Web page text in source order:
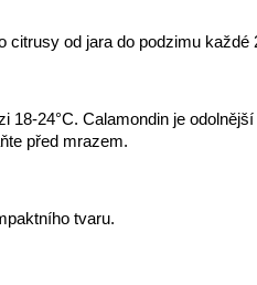
od jara do podzimu každé
18-24°C. Calamondin je
před mrazem.
tvaru.